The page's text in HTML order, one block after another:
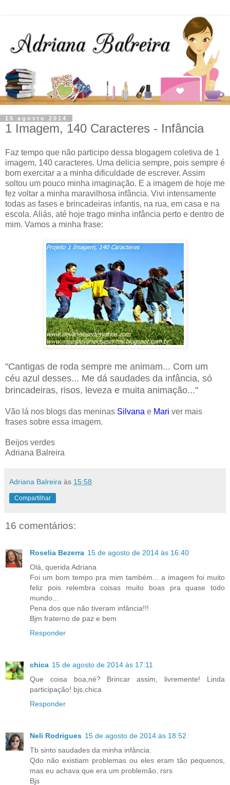
15 agosto 2014
1 Imagem, 140 Caracteres - Infância
Faz tempo que não participo dessa blogagem coletiva de 1
imagem, 140 caracteres. Uma delicia sempre, pois sempre é
bom exercitar a a minha dificuldade de escrever. Assim
soltou um pouco minha imaginação. E a imagem de hoje me
fez voltar a minha maravilhosa infância. Vivi intensamente
todas as fases e brincadeiras infantis, na rua, em casa e na
escola. Aliás, até hoje trago minha infância perto e dentro de
mim. Vamos a minha frase:
"Cantigas de roda sempre me animam... Com um
céu azul desses... Me dá saudades da infância, só
brincadeiras, risos, leveza e muita animação..."
Vão lá nos blogs das meninas Silvana e Mari ver mais
frases sobre essa imagem.
Beijos verdes
Adriana Balreira
Adriana Balreira às 15:58
Compartilhar
16 comentários:
Roselia Bezerra 15 de agosto de 2014 às 16:40
Olá, querida Adriana
Foi um bom tempo pra mim também... a imagem foi muito
feliz pois relembra coisas muito boas pra quase todo
mundo...
Pena dos que não tiveram infância!!!
Bjm fraterno de paz e bem
Responder
chica 15 de agosto de 2014 às 17:11
Que coisa boa,né? Brincar assim, livremente! Linda
participação! bjs,chica
Responder
Neli Rodrigues 15 de agosto de 2014 às 18:52
Tb sinto saudades da minha infância.
Qdo não existiam problemas ou eles eram tão pequenos,
mas eu achava que era um problemão, rsrs
Bjs